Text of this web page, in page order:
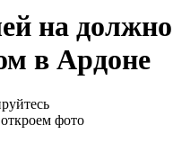
на
в Ардоне
фото